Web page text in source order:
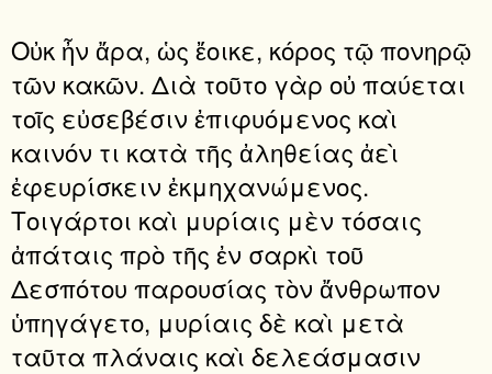
Οὐκ ἦν ἄρα, ὡς ἔοικε, κόρος τῷ πονηρῷ
τῶν κακῶν. Διὰ τοῦτο γὰρ οὐ παύεται
τοῖς εὐσεβέσιν ἐπιφυόμενος καὶ
καινόν τι κατὰ τῆς ἀληθείας ἀεὶ
ἐφευρίσκειν ἐκμηχανώμενος.
Τοιγάρτοι καὶ μυρίαις μὲν τόσαις
ἀπάταις πρὸ τῆς ἐν σαρκὶ τοῦ
Δεσπότου παρουσίας τὸν ἄνθρωπον
ὑπηγάγετο, μυρίαις δὲ καὶ μετὰ
ταῦτα πλάναις καὶ δελεάσμασιν